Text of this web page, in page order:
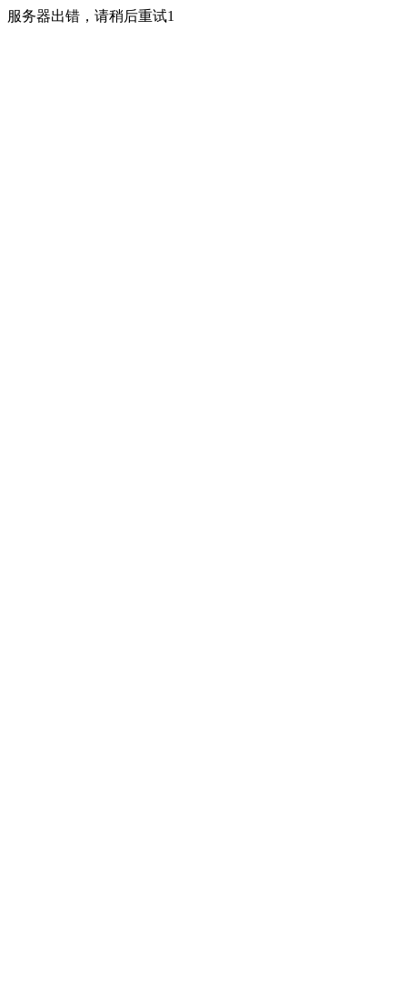
服务器出错，请稍后重试1